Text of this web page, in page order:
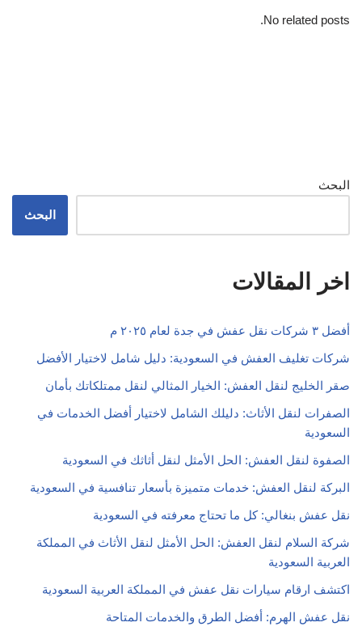
No related posts.
البحث
البحث
اخر المقالات
أفضل ٣ شركات نقل عفش في جدة لعام ٢٠٢٥ م
شركات تغليف العفش في السعودية: دليل شامل لاختيار الأفضل
صقر الخليج لنقل العفش: الخيار المثالي لنقل ممتلكاتك بأمان
الصفرات لنقل الأثاث: دليلك الشامل لاختيار أفضل الخدمات في
السعودية
الصفوة لنقل العفش: الحل الأمثل لنقل أثاثك في السعودية
البركة لنقل العفش: خدمات متميزة بأسعار تنافسية في السعودية
نقل عفش بنغالي: كل ما تحتاج معرفته في السعودية
شركة السلام لنقل العفش: الحل الأمثل لنقل الأثاث في المملكة
العربية السعودية
اكتشف ارقام سيارات نقل عفش في المملكة العربية السعودية
نقل عفش الهرم: أفضل الطرق والخدمات المتاحة